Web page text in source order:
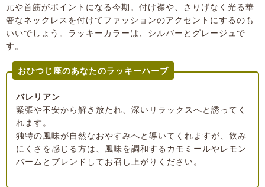
元や首筋がポイントになる今期。付け襟や、さりげなく光る華
奢なネックレスを付けてファッションのアクセントにするのも
いいでしょう。ラッキーカラーは、シルバーとグレージュで
す。
おひつじ座のあなたのラッキーハーブ
バレリアン
緊張や不安から解き放たれ、深いリラックスへと誘ってく
れます。
独特の風味が自然なおやすみへと導いてくれますが、飲み
にくさを感じる方は、風味を調和するカモミールやレモン
バームとブレンドしてお召し上がりください。